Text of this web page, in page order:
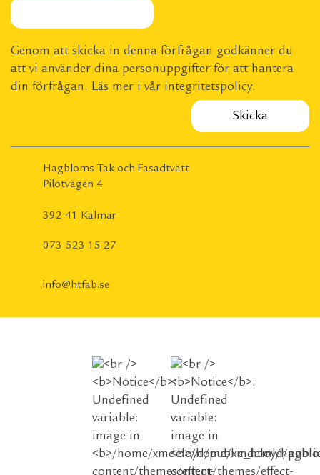
Genom att skicka in denna förfrågan godkänner du
att vi använder dina personuppgifter för att hantera
din förfrågan. Läs mer i vår integritetspolicy.
Hagbloms Tak och Fasadtvätt
Pilotvägen 4
392 41 Kalmar
073-523 15 27
info@htfab.se